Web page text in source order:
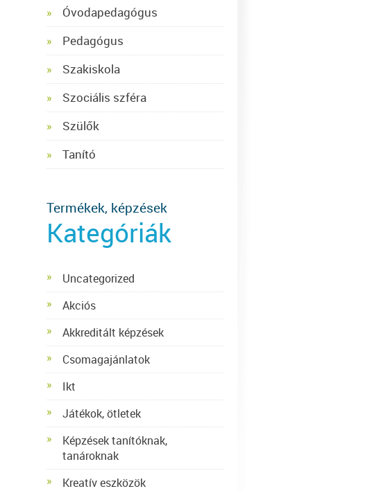
Óvodapedagógus
Pedagógus
Szakiskola
Szociális szféra
Szülők
Tanító
Termékek, képzések
Kategóriák
Uncategorized
Akciós
Akkreditált képzések
Csomagajánlatok
Ikt
Játékok, ötletek
Képzések tanítóknak,
tanároknak
Kreatív eszközök